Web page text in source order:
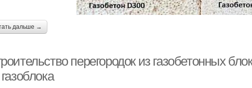
дальше →
перегородок из газобетонных